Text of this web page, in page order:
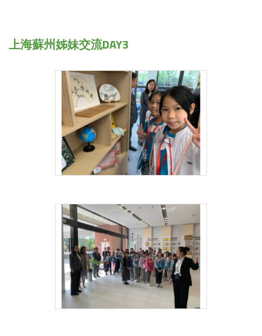
上海蘇州姊妹交流DAY3